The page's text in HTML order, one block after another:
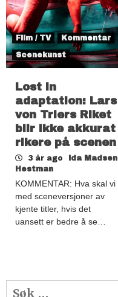
Film / TV
Kommentar
Scenekunst
Lost in
adaptation: Lars
von Triers Riket
blir ikke akkurat
rikere på scenen
3 år ago
Ida Madsen
Hestman
KOMMENTAR: Hva skal vi
med sceneversjoner av
kjente titler, hvis det
uansett er bedre å se…
Søk